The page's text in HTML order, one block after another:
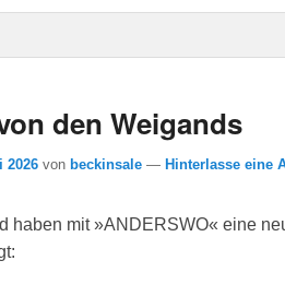
den Weigands
2026 von beckinsale — Hinterlasse eine
haben mit »ANDERSWO« eine